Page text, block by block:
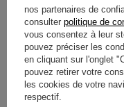
DÉTAILS
GARANTIE
AVIS (0)
nos partenaires de
consulter politique de
vous consentez à leur
pouvez préciser les
en cliquant sur l'onglet
pouvez retirer votre
les cookies de votre
respectif.